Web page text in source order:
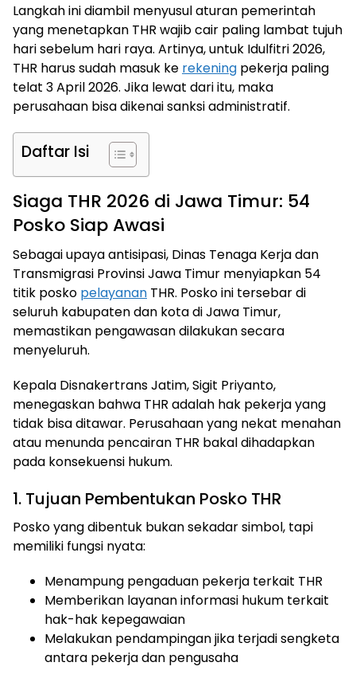
Langkah ini diambil menyusul aturan pemerintah
yang menetapkan THR wajib cair paling lambat tujuh
hari sebelum hari raya. Artinya, untuk Idulfitri 2026,
THR harus sudah masuk ke rekening pekerja paling
telat 3 April 2026. Jika lewat dari itu, maka
perusahaan bisa dikenai sanksi administratif.
Daftar Isi
Siaga THR 2026 di Jawa Timur: 54
Posko Siap Awasi
Sebagai upaya antisipasi, Dinas Tenaga Kerja dan
Transmigrasi Provinsi Jawa Timur menyiapkan 54
titik posko pelayanan THR. Posko ini tersebar di
seluruh kabupaten dan kota di Jawa Timur,
memastikan pengawasan dilakukan secara
menyeluruh.
Kepala Disnakertrans Jatim, Sigit Priyanto,
menegaskan bahwa THR adalah hak pekerja yang
tidak bisa ditawar. Perusahaan yang nekat menahan
atau menunda pencairan THR bakal dihadapkan
pada konsekuensi hukum.
1. Tujuan Pembentukan Posko THR
Posko yang dibentuk bukan sekadar simbol, tapi
memiliki fungsi nyata:
Menampung pengaduan pekerja terkait THR
Memberikan layanan informasi hukum terkait
hak-hak kepegawaian
Melakukan pendampingan jika terjadi sengketa
antara pekerja dan pengusaha